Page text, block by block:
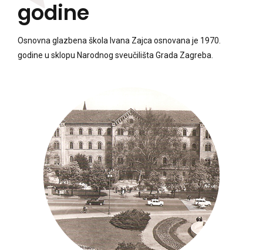
godine
Osnovna glazbena škola Ivana Zajca osnovana je 1970.
godine u sklopu Narodnog sveučilišta Grada Zagreba.